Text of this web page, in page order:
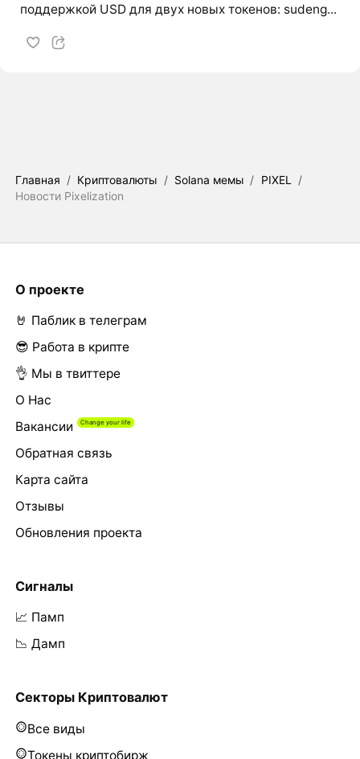
поддержкой USD для двух новых токенов: sudeng...
Главная / Криптовалюты / Solana мемы / PIXEL
/
Новости Pixelization
О проекте
🤘 Паблик в телеграм
😎 Работа в крипте
👌 Мы в твиттере
О Нас
Вакансии
Обратная связь
Карта сайта
Отзывы
Обновления проекта
Сигналы
📈 Памп
📉 Дамп
Секторы Криптовалют
Все виды
Токены криптобирж